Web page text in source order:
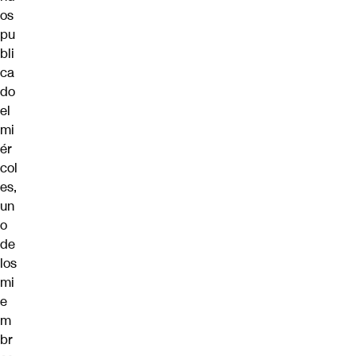
os
pu
bli
ca
do
el
mi
ér
col
es,
un
o
de
los
mi
e
m
br